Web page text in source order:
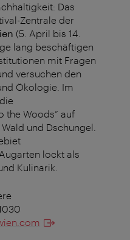
Das
Zentrale der
(5. April bis 14.
lang beschäftigen
mit Fragen
versuchen den
Ökologie. Im
the Woods“ auf
und Dschungel.
lockt als
Kulinarik.